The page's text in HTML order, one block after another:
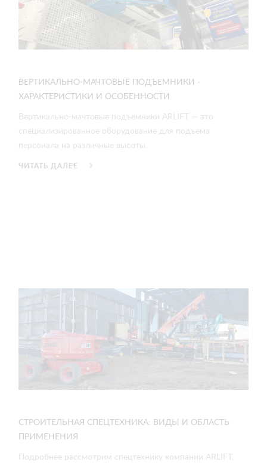
ВЕРТИКАЛЬНО-МАЧТОВЫЕ ПОДЪЕМНИКИ -
ХАРАКТЕРИСТИКИ И ОСОБЕННОСТИ
Вертикально-мачтовые подъемники ARLIFT — это
специализированное оборудование для подъема
персонала на различные высоты.
ЧИТАТЬ ДАЛЕЕ
СТРОИТЕЛЬНАЯ СПЕЦТЕХНИКА: ВИДЫ И ОБЛАСТЬ
ПРИМЕНЕНИЯ
Подробнее рассмотрим спецтехнику компании ARLIFT,